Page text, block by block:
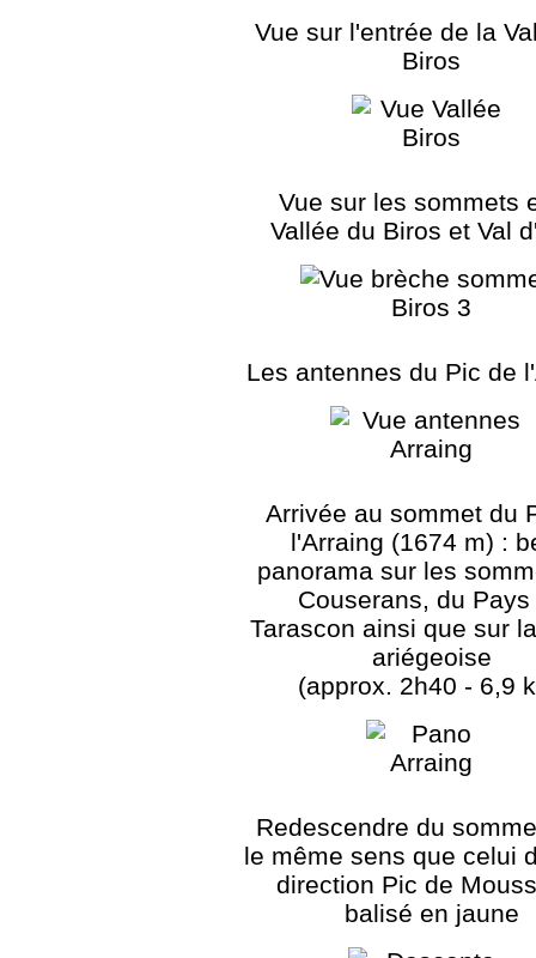
Vue sur l'entrée de la
Biros
Vue sur les sommets
Vallée du Biros et Val
Les antennes du Pic de
Arrivée au sommet du
l'Arraing (1674 m) :
panorama sur les
Couserans, du Pays
Tarascon ainsi que sur
ariégeoise
(approx. 2h40 - 6,9
Redescendre du
le même sens que celui
direction Pic de
balisé en jaune